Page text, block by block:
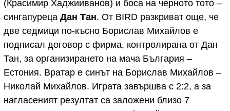
(Красимир Хаджииванов) и боса на черното тото –
сингапуреца Дан Тан. От BIRD разкриват още, че
две седмици по-късно Борислав Михайлов е
подписал договор с фирма, контролирана от Дан
Тан, за организирането на мача България –
Естония. Вратар е синът на Борислав Михайлов –
Николай Михайлов. Играта завършва с 2:2, а за
нагласеният резултат са заложени близо 7